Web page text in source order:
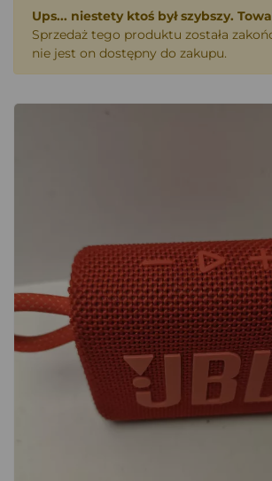
Ups... niestety ktoś był szybszy.
Sprzedaż tego produktu została
nie jest on dostępny do zakupu.